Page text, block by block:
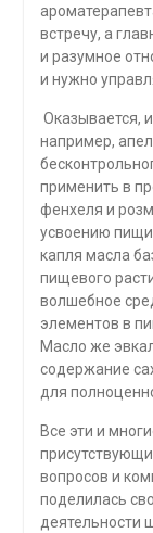
встречу, а
и разумное
и нужно
Оказывается,
например,
применить в
фенхеля и
усвоению пищи
капля масла
пищевого
волшебное
элементов в
Масло же
содержание
для
Все эти и
вопросов и
поделилась
деятельности